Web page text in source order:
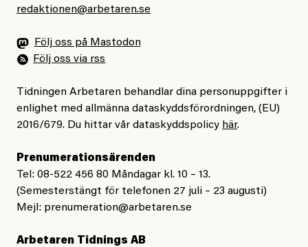
redaktionen@arbetaren.se
Följ oss på Mastodon
Följ oss via rss
Tidningen Arbetaren behandlar dina personuppgifter i
enlighet med allmänna dataskyddsförordningen, (EU)
2016/679. Du hittar vår dataskyddspolicy här.
Prenumerationsärenden
Tel: 08-522 456 80 Måndagar kl. 10 – 13.
(Semesterstängt för telefonen 27 juli – 23 augusti)
Mejl: prenumeration@arbetaren.se
Arbetaren Tidnings AB